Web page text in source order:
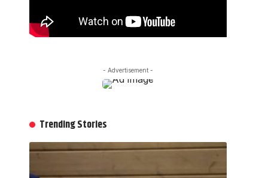
- Advertisement -
Trending Stories